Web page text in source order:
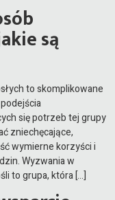
są
to skomplikowane
się potrzeb tej grupy
zniechęcające,
wymierne korzyści i
Wyzwania w
to grupa, która […]